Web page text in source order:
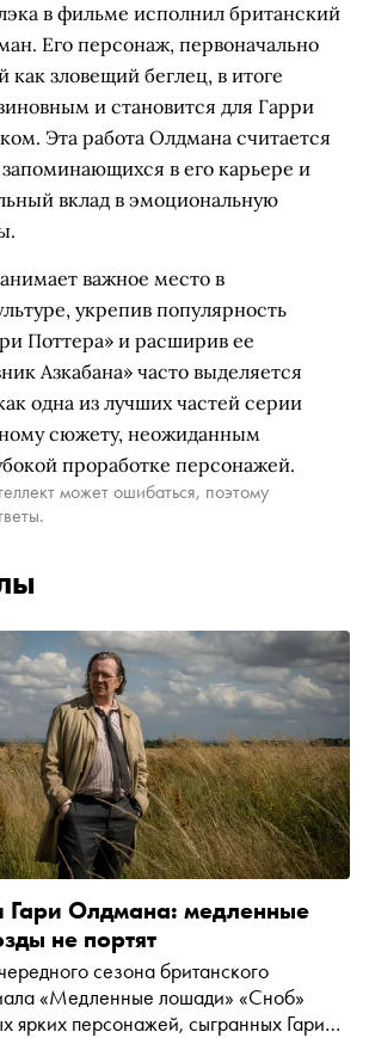
в фильме исполнил британский
Его персонаж, первоначально
как зловещий беглец, в итоге
и становится для Гарри
Эта работа Олдмана считается
в его карьере и
вклад в эмоциональную
важное место в
укрепив популярность
Поттера» и расширив ее
Азкабана» часто выделяется
одна из лучших частей серии
сюжету, неожиданным
проработке персонажей.
может ошибаться, поэтому
Олдмана: медленные
не портят
сезона британского
«Медленные лошади» «Сноб»
ярких персонажей, сыгранных Гари